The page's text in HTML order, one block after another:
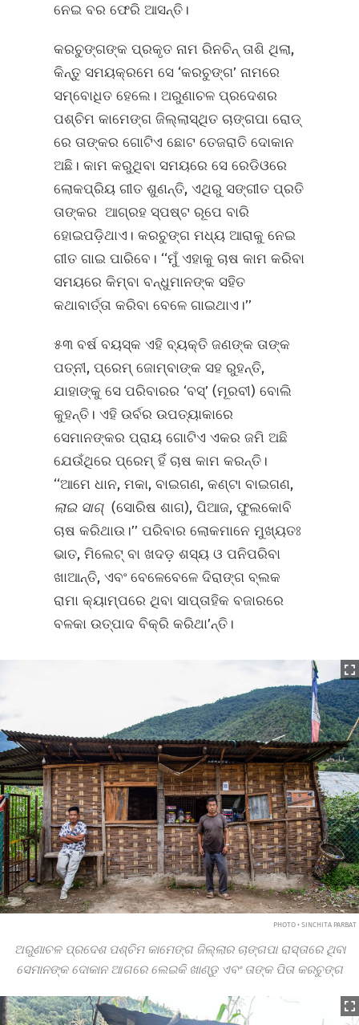
ନେଇ ବର ଫେରି ଆସନ୍ତି।
କରଚୁଙ୍ଗଙ୍କ ପ୍ରକୃତ ନାମ ରିନଚିନ୍‌ ତାଶି ଥିଲା,
କିନ୍ତୁ ସମୟକ୍ରମେ ସେ ‘କରଚୁଙ୍ଗ’ ନାମରେ
ସମ୍ବୋଧିତ ହେଲେ। ଅରୁଣାଚଳ ପ୍ରଦେଶର
ପଶ୍ଚିମ କାମେଙ୍ଗ ଜିଲ୍ଲାସ୍ଥିତ ଚାଙ୍ଗପା ରୋଡ୍‌
ରେ ତାଙ୍କର ଗୋଟିଏ ଛୋଟ ତେଜରାତି ଦୋକାନ
ଅଛି। କାମ କରୁଥିବା ସମୟରେ ସେ ରେଡିଓରେ
ଲୋକପ୍ରିୟ ଗୀତ ଶୁଣନ୍ତି, ଏଥିରୁ ସଙ୍ଗୀତ ପ୍ରତି
ତାଙ୍କର ଆଗ୍ରହ ସ୍ପଷ୍ଟ ରୂପେ ବାରି
ହୋଇପଡ଼ିଥାଏ। କରଚୁଙ୍ଗ ମଧ୍ୟ ଆରାକୁ ନେଇ
ଗୀତ ଗାଇ ପାରିବେ। ‘‘ମୁଁ ଏହାକୁ ଚାଷ କାମ କରିବା
ସମୟରେ କିମ୍ବା ବନ୍ଧୁମାନଙ୍କ ସହିତ
କଥାବାର୍ତ୍ତା କରିବା ବେଳେ ଗାଇଥାଏ।’’
୫୩ ବର୍ଷ ବୟସ୍କ ଏହି ବ୍ୟକ୍ତି ଜଣଙ୍କ ତାଙ୍କ
ପତ୍ନୀ, ପ୍ରେମ୍‌ ଜୋମ୍ବାଙ୍କ ସହ ରୁହନ୍ତି,
ଯାହାଙ୍କୁ ସେ ପରିବାରର ‘ବସ୍‌’ (ମୂରବୀ) ବୋଲି
କୁହନ୍ତି। ଏହି ଉର୍ବର ଉପତ୍ୟାକାରେ
ସେମାନଙ୍କର ପ୍ରାୟ ଗୋଟିଏ ଏକର ଜମି ଅଛି
ଯେଉଁଥିରେ ପ୍ରେମ୍‌ ହିଁ ଚାଷ କାମ କରନ୍ତି।
‘‘ଆମେ ଧାନ, ମକା, ବାଇଗଣ, କଣ୍ଟା ବାଇଗଣ,
ଲାଇ ସାଗ୍ ‌(ସୋରିଷ ଶାଗ), ପିଆଜ, ଫୁଲକୋବି
ଚାଷ କରିଥାଉ।’’ ପରିବାର ଲୋକମାନେ ମୁଖ୍ୟତଃ
ଭାତ, ମିଲେଟ୍‌ ବା ଖଦଡ଼ ଶସ୍ୟ ଓ ପନିପରିବା
ଖାଆନ୍ତି, ଏବଂ ବେଳେବେଳେ ଦିରାଙ୍ଗ ବ୍ଲକ
ରାମା କ୍ୟାମ୍ପରେ ଥିବା ସାପ୍ତାହିକ ବଜାରରେ
ବଳକା ଉତ୍ପାଦ ବିକ୍ରି କରିଥା’ନ୍ତି।
PHOTO • SINCHITA PARBAT
ଅରୁଣାଚଳ ପ୍ରଦେଶ ପଶ୍ଚିମ କାମେଙ୍ଗ ଜିଲ୍ଲାର ଚାଙ୍ଗପା ରାସ୍ତାରେ ଥିବା
ସେମାନଙ୍କ ଦୋକାନଆଗରେ ଲେଇକି ଖାଣ୍ଡୁ ଏବଂ ତାଙ୍କ ପିତା କରଚୁଙ୍ଗ